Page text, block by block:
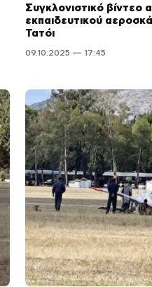
Συγκλονιστικό βίντεο
εκπαιδευτικού
Τατόι
09.10.2025 — 17:45